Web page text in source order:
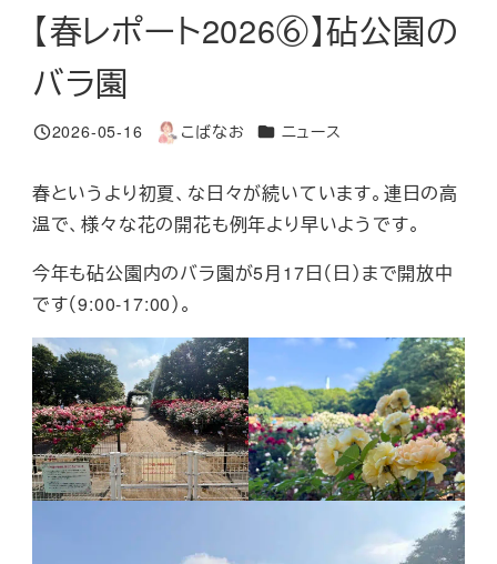
【春レポート2026⑥】砧公園の
バラ園
投稿日
2026-05-16
著
こばなお カテゴリー
ニュース
春というより初夏、な日々が続いています。連日の高
温で、様々な花の開花も例年より早いようです。
今年も砧公園内のバラ園が5月17日（日）まで開放中
です（9:00-17:00）。